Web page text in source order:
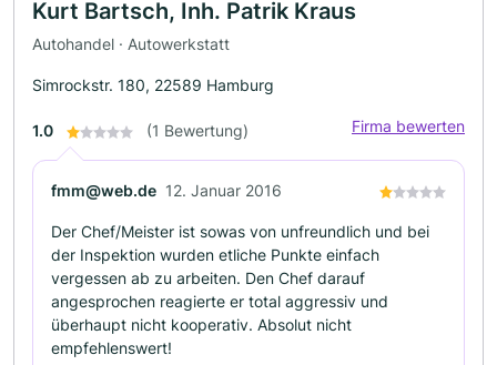
Kurt Bartsch, Inh. Patrik Kraus
Autohandel · Autowerkstatt
Simrockstr. 180, 22589 Hamburg
1.0 (1 Bewertung) Firma bewerten
fmm@web.de 12. Januar 2016
Der Chef/Meister ist sowas von unfreundlich und bei
der Inspektion wurden etliche Punkte einfach
vergessen ab zu arbeiten. Den Chef darauf
angesprochen reagierte er total aggressiv und
überhaupt nicht kooperativ. Absolut nicht
empfehlenswert!